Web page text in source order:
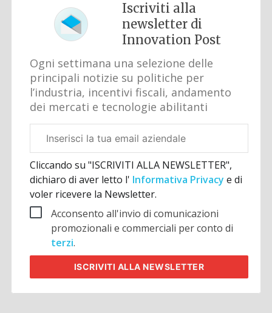
Iscriviti alla
newsletter di
Innovation Post
Ogni settimana una selezione delle
principali notizie su politiche per
l’industria, incentivi fiscali, andamento
dei mercati e tecnologie abilitanti
aziendale
Cliccando su "ISCRIVITI ALLA NEWSLETTER",
dichiaro di aver letto l' Informativa Privacye di
voler ricevere la Newsletter.
Acconsento all'invio di comunicazioni
promozionali e commerciali per conto di
terzi.
ISCRIVITI ALLA NEWSLETTER